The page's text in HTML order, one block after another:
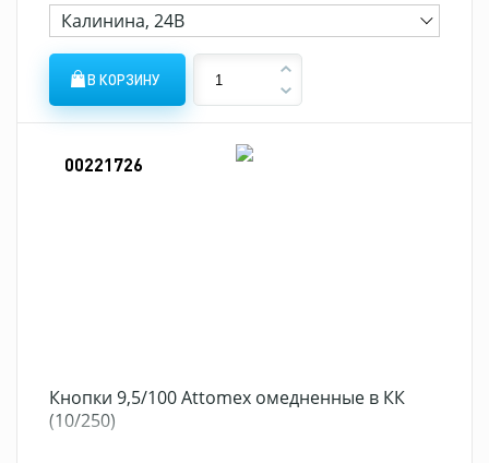
Калинина, 24В
В КОРЗИНУ
00221726
Кнопки 9,5/100 Attomex омедненные в КК
(10/250)